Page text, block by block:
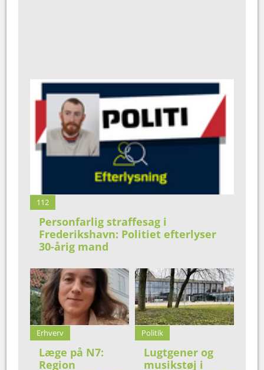
112
Personfarlig straffesag i
Frederikshavn: Politiet efterlyser
30-årig mand
Erhverv
Læge på N7:
Region
Politik
Lugtgener og
musikstøj i